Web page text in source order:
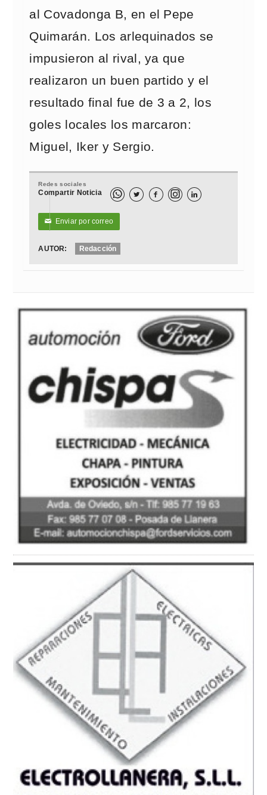
al Covadonga B, en el Pepe
Quimarán. Los arlequinados se
impusieron al rival, ya que
realizaron un buen partido y el
resultado final fue de 3 a 2, los
goles locales los marcaron:
Miguel, Iker y Sergio.
Redes sociales
Compartir Noticia   
✉ Enviar por correo
AUTOR: Redacción